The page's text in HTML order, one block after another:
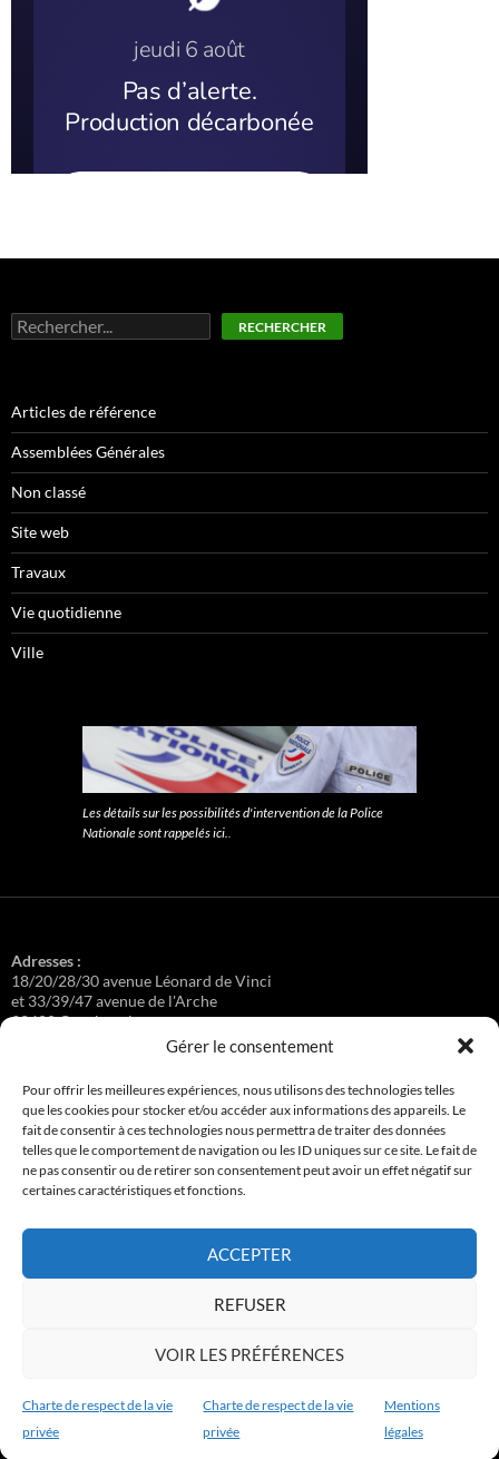
Gérer le consentement
Pour offrir les meilleures expériences, nous utilisons des technologies telles
que les cookies pour stocker et/ou accéder aux informations des appareils. Le
fait de consentir à ces technologies nous permettra de traiter des données
telles que le comportement de navigation ou les ID uniques sur ce site. Le fait de
ne pas consentir ou de retirer son consentement peut avoir un effet négatif sur
certaines caractéristiques et fonctions.
ACCEPTER
REFUSER
VOIR LES PRÉFÉRENCES
Charte de respect de la vie
privée
Charte de respect de la vie
privée
Mentions
légales
Rechercher RECHERCHER
Articles de référence
Assemblées Générales
Non classé
Site web
Travaux
Vie quotidienne
Ville
Les détails sur les possibilités d'intervention de la Police
Nationale sont rappelés ici..
Adresses :
18/20/28/30 avenue Léonard de Vinci
et 33/39/47 avenue de l'Arche
92400 Courbevoie
Régisseuse :
Loge au 39 Avenue de l'Arche.
Connexion
Copyright © 2017-2026 résidence Apollonia 1
Charte de respect de la vie privée Fièrement propulsé par WordPress